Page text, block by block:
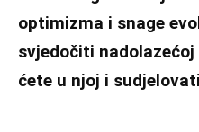
optimizma i snage
svjedočiti
ćete u njoj i